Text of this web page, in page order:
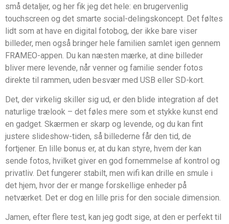
små detaljer, og her fik jeg det hele: en brugervenlig
touchscreen og det smarte social-delingskoncept. Det føltes
lidt som at have en digital fotobog, der ikke bare viser
billeder, men også bringer hele familien samlet igen gennem
FRAMEO-appen. Du kan næsten mærke, at dine billeder
bliver mere levende, når venner og familie sender fotos
direkte til rammen, uden besvær med USB eller SD-kort.
Det, der virkelig skiller sig ud, er den blide integration af det
naturlige trælook – det føles mere som et stykke kunst end
en gadget. Skærmen er skarp og levende, og du kan fint
justere slideshow-tiden, så billederne får den tid, de
fortjener. En lille bonus er, at du kan styre, hvem der kan
sende fotos, hvilket giver en god fornemmelse af kontrol og
privatliv. Det fungerer stabilt, men wifi kan drille en smule i
det hjem, hvor der er mange forskellige enheder på
netværket. Det er dog en lille pris for den sociale dimension.
Jamen, efter flere test, kan jeg godt sige, at den er perfekt til